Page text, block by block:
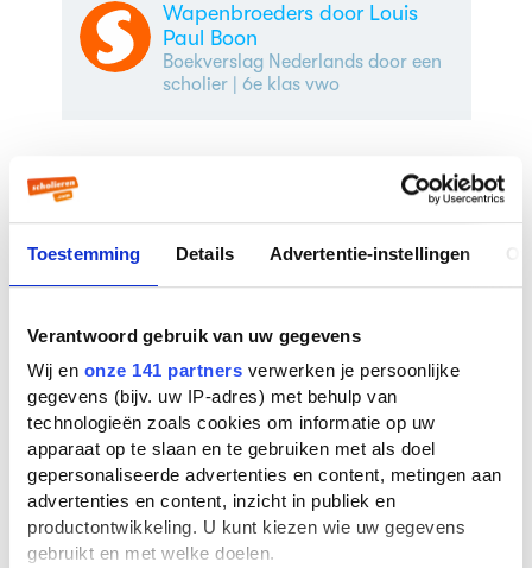
Toestemming Details Advertentie-instellingen
Verantwoord gebruik van uw gegevens
Wij en onze 141 partners verwerken je persoonlijke
gegevens (bijv. uw IP-adres) met behulp van
technologieën zoals cookies om informatie op uw
apparaat op te slaan en te gebruiken met als doel
gepersonaliseerde advertenties en content, metingen aan
advertenties en content, inzicht in publiek en
productontwikkeling. U kunt kiezen wie uw gegevens
gebruikt en met welke doelen.
Wapenbroeders door Louis
Paul Boon
Boekverslag Nederlands door een
scholier| 6e klas vwo
Veelgestelde vragen over
Wapenbroeders
Wapenbroeders werd geschreven door
Paul Boon . Er zijn14 boekenvan deze auteur
bekend bij ons. De bekendste boeken van
deze auteur zijnMenuet(1955),De bende van
Jan de Lichte(1953) enMijn kleine oorlog
(1947).
In welk jaar is Wapenbroeders
geschreven?